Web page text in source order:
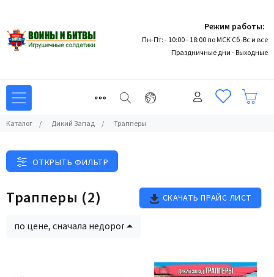
Режим работы:
Пн-Пт: - 10:00 - 18:00 по МСК Сб-Вс и все
Праздничные дни - Выходные
Каталог / Дикий Запад / Трапперы
ОТКРЫТЬ ФИЛЬТР
Трапперы (2) СКАЧАТЬ ПРАЙС ЛИСТ
по цене, сначала недорогие